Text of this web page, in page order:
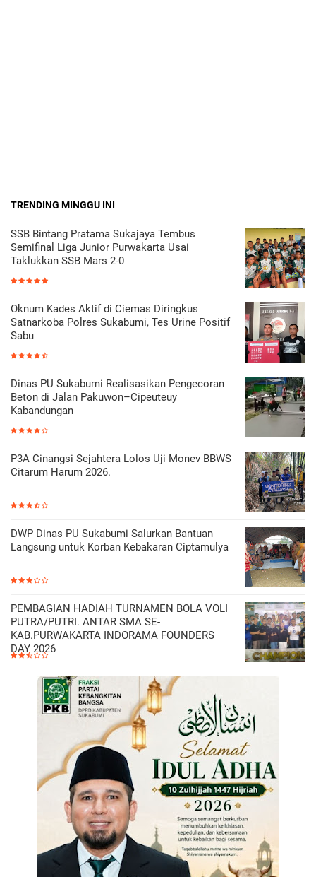
TRENDING MINGGU INI
SSB Bintang Pratama Sukajaya Tembus
Semifinal Liga Junior Purwakarta Usai
Taklukkan SSB Mars 2-0
Oknum Kades Aktif di Ciemas Diringkus
Satnarkoba Polres Sukabumi, Tes Urine Positif
Sabu
Dinas PU Sukabumi Realisasikan Pengecoran
Beton di Jalan Pakuwon–Cipeuteuy
Kabandungan
P3A Cinangsi Sejahtera Lolos Uji Monev BBWS
Citarum Harum 2026.
DWP Dinas PU Sukabumi Salurkan Bantuan
Langsung untuk Korban Kebakaran Ciptamulya
PEMBAGIAN HADIAH TURNAMEN BOLA VOLI
PUTRA/PUTRI. ANTAR SMA SE-
KAB.PURWAKARTA INDORAMA FOUNDERS
DAY 2026